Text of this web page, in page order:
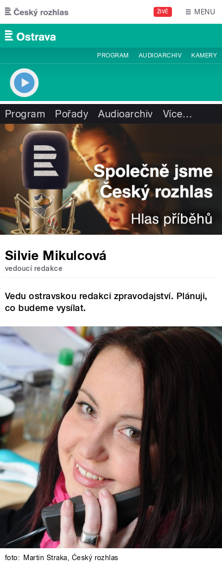
Přejít k hlavnímu obsahu
ŽIVĚ MENU
PROGRAM AUDIOARCHIV KAMERY
Program Pořady Audioarchiv Více…
Silvie Mikulcová
vedoucí redakce
Vedu ostravskou redakci zpravodajství. Plánuji,
co budeme vysílat.
foto: Martin Straka, Český rozhlas